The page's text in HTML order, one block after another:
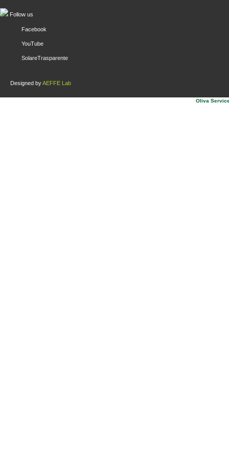
Follow us
Facebook
YouTube
SolareTrasparente
Designed byAEFFE Lab
Oliva